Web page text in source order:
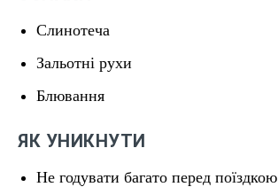
Слинотеча
Зальотні рухи
Блювання
ЯК УНИКНУТИ
Не годувати багато перед поїздкою